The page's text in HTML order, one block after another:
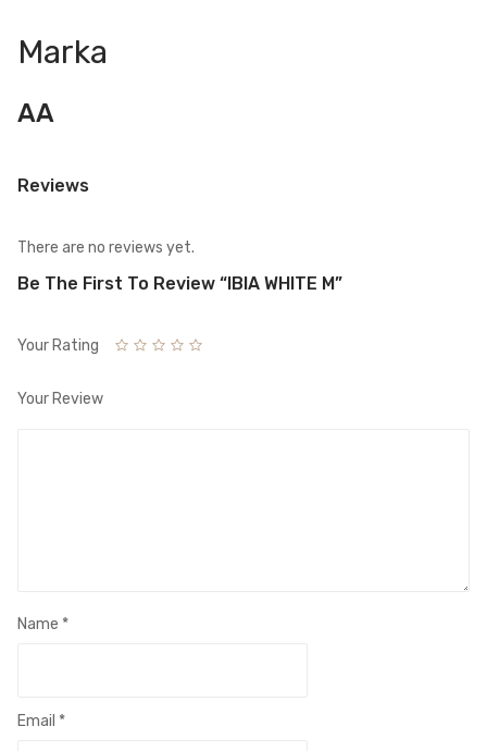
Marka
AA
Reviews
There are no reviews yet.
Be The First To Review “IBIA WHITE M”
Your Rating
Your Review
Name *
Email *